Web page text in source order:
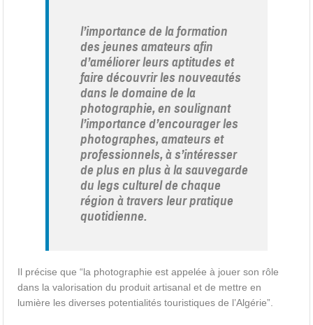
l’importance de la formation
des jeunes amateurs afin
d’améliorer leurs aptitudes et
faire découvrir les nouveautés
dans le domaine de la
photographie, en soulignant
l’importance d’encourager les
photographes, amateurs et
professionnels, à s’intéresser
de plus en plus à la sauvegarde
du legs culturel de chaque
région à travers leur pratique
quotidienne.
Il précise que “la photographie est appelée à jouer son rôle
dans la valorisation du produit artisanal et de mettre en
lumière les diverses potentialités touristiques de l’Algérie”.